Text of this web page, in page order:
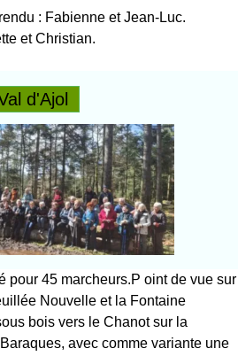
: Fabienne et Jean-Luc.
et Christian.
d'Ajol
pour 45 marcheurs.P oint de vue sur
Nouvelle et la Fontaine
bois vers le Chanot sur la
avec comme variante une